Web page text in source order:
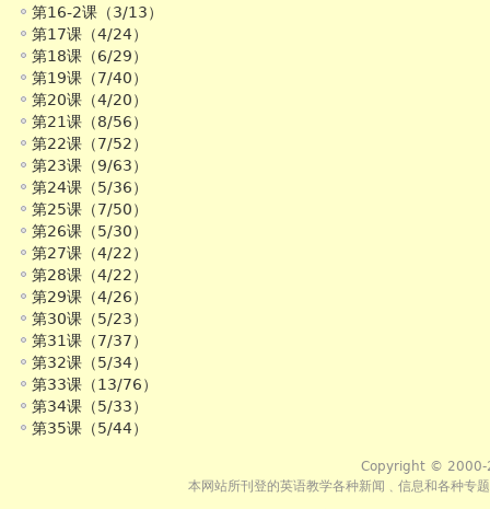
第16-2课（3/13）
第17课（4/24）
第18课（6/29）
第19课（7/40）
第20课（4/20）
第21课（8/56）
第22课（7/52）
第23课（9/63）
第24课（5/36）
第25课（7/50）
第26课（5/30）
第27课（4/22）
第28课（4/22）
第29课（4/26）
第30课（5/23）
第31课（7/37）
第32课（5/34）
第33课（13/76）
第34课（5/33）
第35课（5/44）
Copyright © 2000-
本网站所刊登的英语教学各种新闻﹑信息和各种专